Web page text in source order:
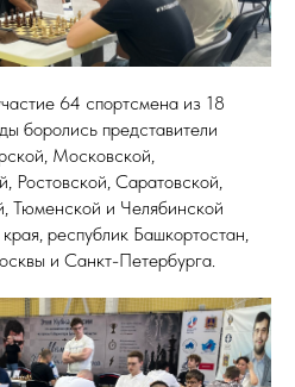
64 спортсмена из 18
боролись представители
Московской,
Ростовской, Саратовской,
Тюменской и Челябинской
республик Башкортостан,
и Санкт-Петербурга.